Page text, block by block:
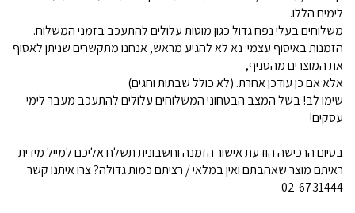
לימים הללו.
משלוחים בעלי נפח גדול כגון מוטות עלולים להתעכב בזמני המשלוח.
הזמנות באיסוף עצמי: נא לא להגיע מראש, אנחנו מתקשרים שניתן לאסוף
את המוצרים מהסניף,
אלא אם כן עודכן אחרת. (לא כולל שבתות וחגים)
שימו לב! בשל המצב הבטחוני המשלוחים עלולים להתעכב מעבר לימי
עסקים!
בסיום הרכישה הודעת אישור הזמנה וחשבונית תשלח אליכם למייל מידית
ראיתם מוצר שאהבתם ואין במלאי / רציתם כמות גדולה? צרו איתנו קשר
02-6731444